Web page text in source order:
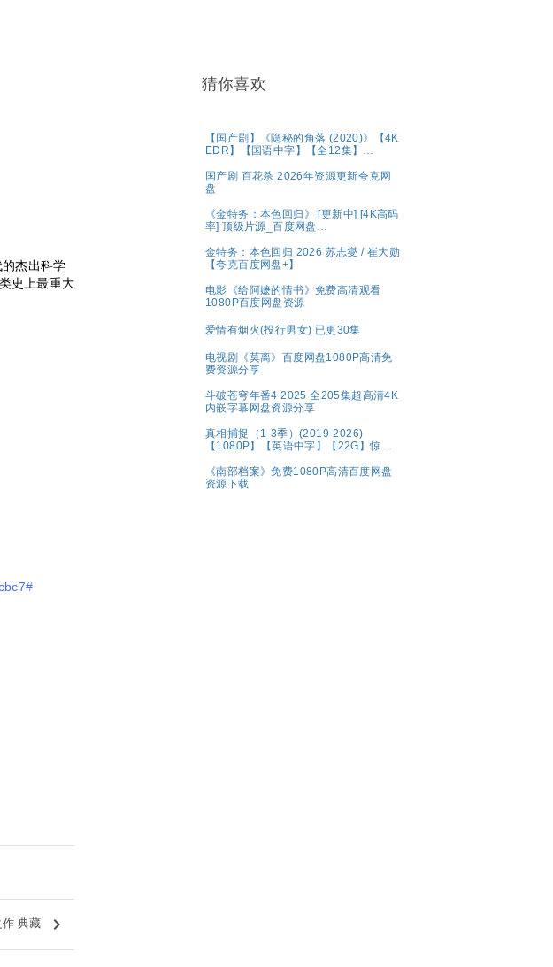
杰出科学
史上最重大
作 典藏 keyboard_arrow_right
猜你喜欢
【国产剧】《隐秘的角落 (2020)》【4K
EDR】【国语中字】【全12集】
国产剧 百花杀 2026年资源更新夸克网
盘
《金特务：本色回归》 [更新中] [4K高码
率] 顶级片源_百度网盘
金特务：本色回归 2026 苏志燮 / 崔大勋
【夸克百度网盘+】
电影《给阿嬷的情书》免费高清观看
1080P百度网盘资源
爱情有烟火(投行男女) 已更30集
电视剧《莫离》百度网盘1080P高清免
费资源分享
斗破苍穹年番4 2025 全205集超高清4K
内嵌字幕网盘资源分享
真相捕捉（1-3季）(2019-2026)
【1080P】【英语中字】【22G】惊悚
《南部档案》免费1080P高清百度网盘
资源下载